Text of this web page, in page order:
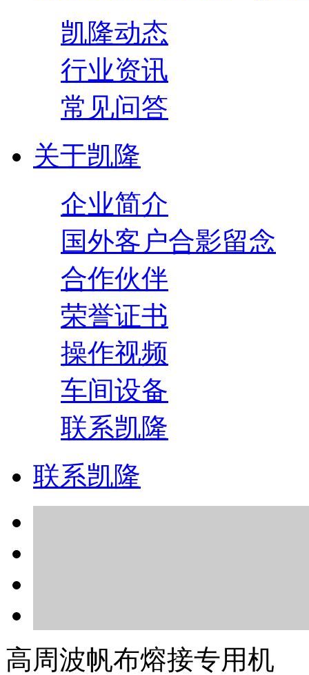
凯隆动态
行业资讯
常见问答
关于凯隆
企业简介
国外客户合影留念
合作伙伴
荣誉证书
操作视频
车间设备
联系凯隆
联系凯隆
高周波帆布熔接专用机